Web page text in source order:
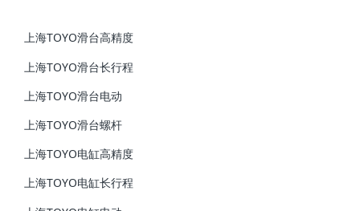
上海TOYO滑台高精度
上海TOYO滑台长行程
上海TOYO滑台电动
上海TOYO滑台螺杆
上海TOYO电缸高精度
上海TOYO电缸长行程